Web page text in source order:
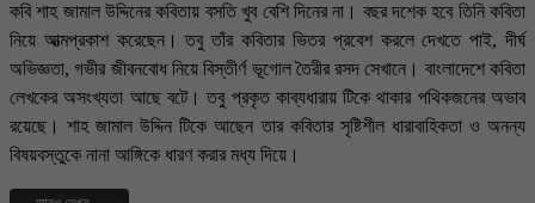
কবি শাহ জামাল উদ্দিনের কবিতায় বসতি খুব বেশি দিনের না। বছর দশেক হবে তিনি কবিতা
নিয়ে আত্মপ্রকাশ করেছেন। তবু তাঁর কবিতার ভিতর প্রবেশ করলে দেখতে পাই, দীর্ঘ
অভিজ্ঞতা, গভীর জীবনবোধ নিয়ে বিস্তীর্ণ ভূগোল তৈরীর রসদ সেখানে। বাংলাদেশে কবিতা
লেখকের অসংখ্যতা আছে বটে। তবু প্রকৃত কাব্যধারায় টিকে থাকার পথিকজনের অভাব
রয়েছে। শাহ জামাল উদ্দিন টিকে আছেন তার কবিতার সৃষ্টিশীল ধারাবাহিকতা ও অনন্য
বিষয়বস্তুকে নানা আঙ্গিকে ধারণ করার মধ্য দিয়ে।